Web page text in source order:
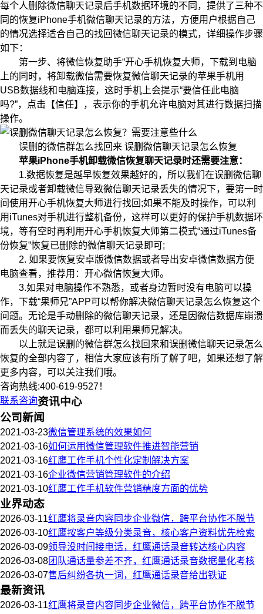
每个人删除微信聊天记录后手机数据环境的不同，提供了三种不
同的恢复iPhone手机微信聊天记录的方法，方便用户根据自己
的情况选择适合自己的找回微信聊天记录的模式，详细操作步骤
如下：
第一步、将微信恢复助手“开心手机恢复大师，下载到电脑
上的同时，将卸载微信需要恢复微信聊天记录的苹果手机用
USB数据线和电脑连接，这时手机上会提示“要信任此电脑
吗?”，点击【信任】，表示你的手机允许电脑对其进行数据扫描
操作。
误删的微信群怎么找回来 误删微信聊天记录怎么恢复
苹果iPhone手机卸载微信恢复聊天记录时还需要注意：
1.数据恢复是越早恢复效果越好的，所以我们在误删微信聊
天记录或者卸载微信导致微信聊天记录丢失的情况下，要第一时
间使用开心手机恢复大师进行找回;如果不能及时操作，可以利
用iTunes对手机进行整机备份，这样可以更好的保护手机数据环
境，等有空时再利用开心手机恢复大师第二模式“通过iTunes备
份恢复”恢复已删除的微信聊天记录即可;
2. 如果要恢复安卓版微信数据或者导出安卓微信数据方便
电脑查看，推荐用：开心微信恢复大师。
3.如果对电脑操作不熟悉，或者身边暂时没有电脑可以操
作，下载“果师兄”APP可以帮你解决微信聊天记录怎么恢复这个
问题。无论是手动删除的微信聊天记录，还是因微信数据库崩溃
而丢失的聊天记录，都可以利用果师兄解决。
以上就是误删的微信群怎么找回来和误删微信聊天记录怎么
恢复的全部内容了，相信大家应该有所了解了吧，如果还想了解
更多内容，可以关注我们哦。
咨询热线:400-619-9527！
联系咨询资讯中心
公司新闻
2021-03-23微信管理系统的效果如何
2021-03-16如何运用微信管理软件推进智能营销
2021-03-16红鹰工作手机个性化定制解决方案
2021-03-16企业微信营销管理软件的介绍
2021-03-10红鹰工作手机软件营销精度方面的优势
业界动态
2026-03-11红鹰将录音内容同步企业微信，跨平台协作不脱节
2026-03-10红鹰按客户等级分类录音，核心客户资料优先检索
2026-03-09领导没时间接电话，红鹰通话录音转达核心内容
2026-03-08团队通话量参差不齐，红鹰通话录音数据量化考核
2026-03-07售后纠纷各执一词，红鹰通话录音给出铁证
最新资讯
2026-03-11红鹰将录音内容同步企业微信，跨平台协作不脱节